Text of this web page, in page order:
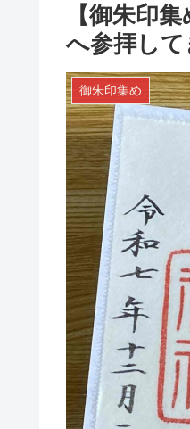
【御朱印
へ参拝して
御朱印集め